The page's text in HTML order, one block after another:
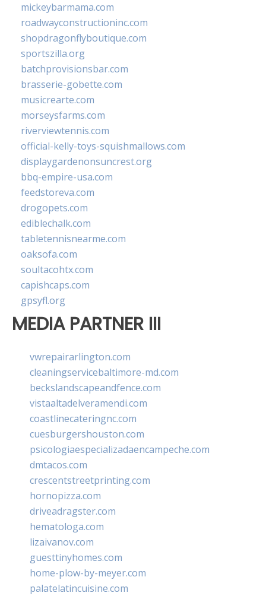
mickeybarmama.com
roadwayconstructioninc.com
shopdragonflyboutique.com
sportszilla.org
batchprovisionsbar.com
brasserie-gobette.com
musicrearte.com
morseysfarms.com
riverviewtennis.com
official-kelly-toys-squishmallows.com
displaygardenonsuncrest.org
bbq-empire-usa.com
feedstoreva.com
drogopets.com
ediblechalk.com
tabletennisnearme.com
oaksofa.com
soultacohtx.com
capishcaps.com
gpsyfl.org
MEDIA PARTNER III
vwrepairarlington.com
cleaningservicebaltimore-md.com
beckslandscapeandfence.com
vistaaltadelveramendi.com
coastlinecateringnc.com
cuesburgershouston.com
psicologiaespecializadaencampeche.com
dmtacos.com
crescentstreetprinting.com
hornopizza.com
driveadragster.com
hematologa.com
lizaivanov.com
guesttinyhomes.com
home-plow-by-meyer.com
palatelatincuisine.com